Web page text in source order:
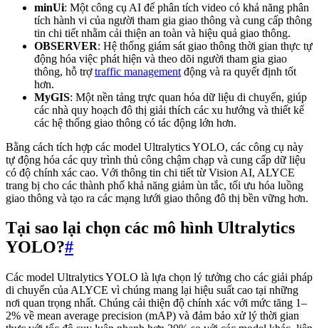
minUi: Một công cụ AI để phân tích video có khả năng phân
tích hành vi của người tham gia giao thông và cung cấp thông
tin chi tiết nhằm cải thiện an toàn và hiệu quả giao thông.
OBSERVER: Hệ thống giám sát giao thông thời gian thực tự
động hóa việc phát hiện và theo dõi người tham gia giao
thông, hỗ trợtraffic management động và ra quyết định tốt
hơn.
MyGIS: Một nền tảng trực quan hóa dữ liệu di chuyển, giúp
các nhà quy hoạch đô thị giải thích các xu hướng và thiết kế
các hệ thống giao thông có tác động lớn hơn.
Bằng cách tích hợp các model Ultralytics YOLO, các công cụ này
tự động hóa các quy trình thủ công chậm chạp và cung cấp dữ liệu
có độ chính xác cao. Với thông tin chi tiết từ Vision AI, ALYCE
trang bị cho các thành phố khả năng giảm ùn tắc, tối ưu hóa luồng
giao thông và tạo ra các mạng lưới giao thông đô thị bền vững hơn.
Tại sao lại chọn các mô hình Ultralytics
YOLO?#
Các model Ultralytics YOLO là lựa chọn lý tưởng cho các giải pháp
di chuyển của ALYCE vì chúng mang lại hiệu suất cao tại những
nơi quan trọng nhất. Chúng cải thiện độ chính xác với mức tăng 1–
2% về mean average precision (mAP) và đảm bảo xử lý thời gian